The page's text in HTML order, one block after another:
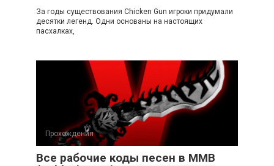
За годы существования Chicken Gun игроки придумали
десятки легенд. Одни основаны на настоящих
пасхалках,
Прохождения
Все рабочие коды песен в ММВ